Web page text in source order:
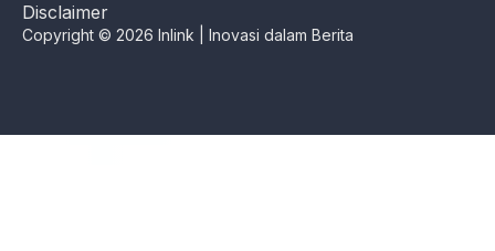
Disclaimer
Copyright © 2026 Inlink | Inovasi dalam Berita